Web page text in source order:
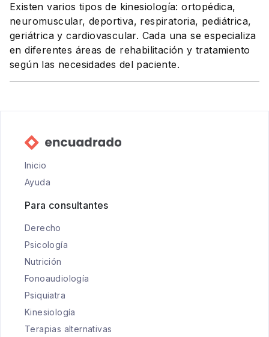
Existen varios tipos de kinesiología: ortopédica,
neuromuscular, deportiva, respiratoria, pediátrica,
geriátrica y cardiovascular. Cada una se especializa
en diferentes áreas de rehabilitación y tratamiento
según las necesidades del paciente.
Inicio
Ayuda
Para consultantes
Derecho
Psicología
Nutrición
Fonoaudiología
Psiquiatra
Kinesiología
Terapias alternativas